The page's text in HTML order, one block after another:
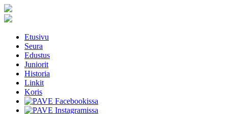
Etusivu
Seura
Edustus
Juniorit
Historia
Linkit
Koris